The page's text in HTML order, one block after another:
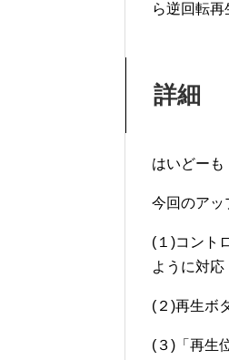
ら逆回転
詳細
はいどー
今回のアッ
(１)コント
ように対応
(２)再生ボ
(３)「再生